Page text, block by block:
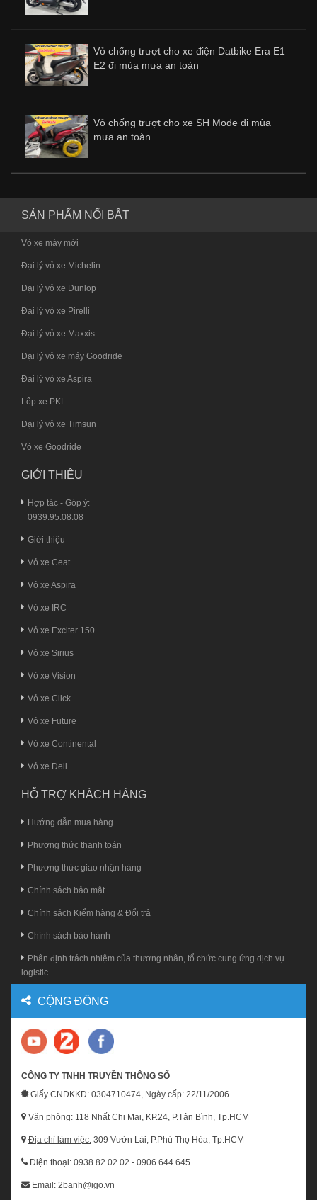
Vỏ chống trượt cho xe điện Datbike Era E1
E2 đi mùa mưa an toàn
Vỏ chống trượt cho xe SH Mode đi mùa
mưa an toàn
SẢN PHẨM NỔI BẬT
Vỏ xe máy mới
Đại lý vỏ xe Michelin
Đại lý vỏ xe Dunlop
Đại lý vỏ xe Pirelli
Đại lý vỏ xe Maxxis
Đại lý vỏ xe máy Goodride
Đại lý vỏ xe Aspira
Lốp xe PKL
Đại lý vỏ xe Timsun
Vỏ xe Goodride
GIỚI THIỆU
Hợp tác - Góp ý:
0939.95.08.08
Giới thiệu
Vỏ xe Ceat
Vỏ xe Aspira
Vỏ xe IRC
Vỏ xe Exciter 150
Vỏ xe Sirius
Vỏ xe Vision
Vỏ xe Click
Vỏ xe Future
Vỏ xe Continental
Vỏ xe Deli
HỖ TRỢ KHÁCH HÀNG
Hướng dẫn mua hàng
Phương thức thanh toán
Phương thức giao nhận hàng
Chính sách bảo mật
Chính sách Kiểm hàng & Đổi trả
Chính sách bảo hành
Phân định trách nhiệm của thương nhân, tổ chức cung ứng dịch vụ
logistic
CỘNG ĐỒNG
CÔNG TY TNHH TRUYỀN THÔNG SỐ
Giấy CNĐKKD: 0304710474, Ngày cấp: 22/11/2006
Văn phòng: 118 Nhất Chi Mai, KP.24, P.Tân Bình, Tp.HCM
Địa chỉ làm việc: 309 Vườn Lài, P.Phú Thọ Hòa, Tp.HCM
Điện thoại: 0938.82.02.02 - 0906.644.645
Email: 2banh@igo.vn